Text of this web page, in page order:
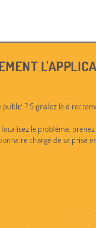
public ? Signalez le
le problème,
chargé de sa prise